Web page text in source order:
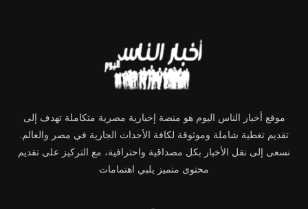
موقع أخبار الناس اليوم هو منصة إخبارية مصرية متكاملة تهدف إلى
تقديم تغطية شاملة وموثوقة لكافة الأحداث الجارية في مصر والعالم.
نسعى إلى نقل الأخبار بكل مصداقية واحترافية، مع التركيز على تقديم
محتوى متميز يلبي اهتمامات